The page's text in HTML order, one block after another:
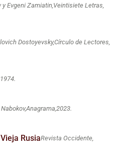
Evgeni Zamiatin,Veintisiete Letras,
Dostoyevsky,Círculo de Lectores,
1974.
Anagrama, 2023.
RusiaRevista Occidente,